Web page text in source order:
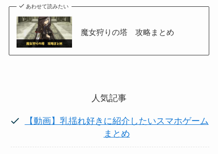
あわせて読みたい
魔女狩りの塔 攻略まとめ
人気記事
【動画】乳揺れ好きに紹介したいスマホゲーム
まとめ